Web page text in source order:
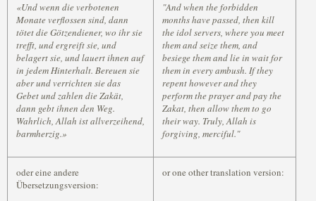
«Und wenn die verbotenen
Monate verflossen sind, dann
tötet die Götzendiener, wo ihr sie
trefft, und ergreift sie, und
belagert sie, und lauert ihnen auf
in jedem Hinterhalt. Bereuen sie
aber und verrichten sie das
Gebet und zahlen die Zakät,
dann gebt ihnen den Weg.
Wahrlich, Allah ist allverzeihend,
barmherzig.»
"And when the forbidden
months have passed, then kill
the idol servers, where you meet
them and seize them, and
besiege them and lie in wait for
them in every ambush. If they
repent however and they
perform the prayer and pay the
Zakat, then allow them to go
their way. Truly, Allah is
forgiving, merciful."
oder eine andere
Übersetzungsversion:
or one other translation version: